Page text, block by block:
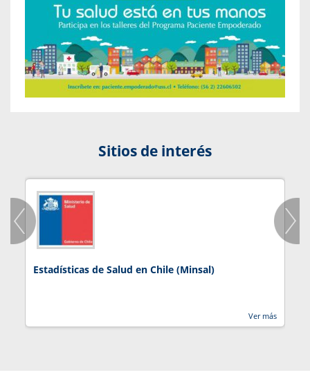
Sitios de interés
Estadísticas de Salud en Chile (Minsal)
Ver más